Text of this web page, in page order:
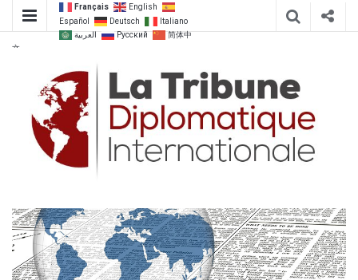
Français
English
Español
Deutsch
Italiano
العربية
Русский
简体中
文
La Tribune
Diplomatique